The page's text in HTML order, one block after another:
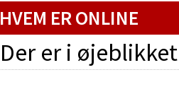
HVEM ER ONLINE
Der er i